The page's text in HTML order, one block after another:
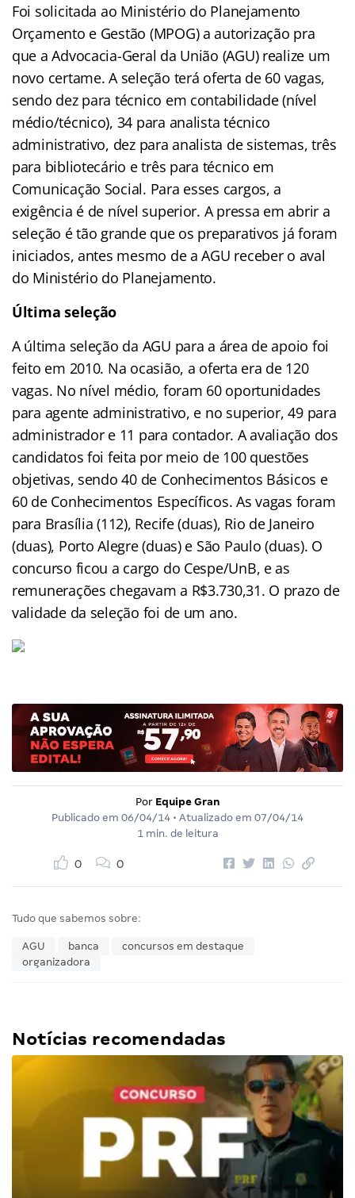
Foi solicitada ao Ministério do Planejamento
Orçamento e Gestão (MPOG) a autorização pra
que a Advocacia-Geral da União (AGU) realize um
novo certame. A seleção terá oferta de 60 vagas,
sendo dez para técnico em contabilidade (nível
médio/técnico), 34 para analista técnico
administrativo, dez para analista de sistemas, três
para bibliotecário e três para técnico em
Comunicação Social. Para esses cargos, a
exigência é de nível superior. A pressa em abrir a
seleção é tão grande que os preparativos já foram
iniciados, antes mesmo de a AGU receber o aval
do Ministério do Planejamento.
Última seleção
A última seleção da AGU para a área de apoio foi
feito em 2010. Na ocasião, a oferta era de 120
vagas. No nível médio, foram 60 oportunidades
para agente administrativo, e no superior, 49 para
administrador e 11 para contador. A avaliação dos
candidatos foi feita por meio de 100 questões
objetivas, sendo 40 de Conhecimentos Básicos e
60 de Conhecimentos Específicos. As vagas foram
para Brasília (112), Recife (duas), Rio de Janeiro
(duas), Porto Alegre (duas) e São Paulo (duas). O
concurso ficou a cargo do Cespe/UnB, e as
remunerações chegavam a R$3.730,31. O prazo de
validade da seleção foi de um ano.
Por Equipe Gran
Publicado em 06/04/14 • Atualizado em 07/04/14
1 min. de leitura
0 0
Tudo que sabemos sobre:
AGU banca
concursos em destaque
organizadora
Notícias recomendadas